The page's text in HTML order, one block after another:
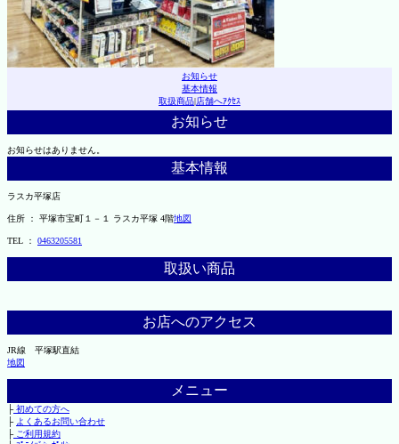
お知らせ
基本情報
取扱商品|店舗へｱｸｾｽ
お知らせ
お知らせはありません。
基本情報
ラスカ平塚店
住所 ： 平塚市宝町１－１ ラスカ平塚 4階地図
TEL ： 0463205581
取扱い商品
お店へのアクセス
JR線 平塚駅直結
地図
メニュー
├初めての方へ
├ よくあるお問い合わせ
├ご利用規約